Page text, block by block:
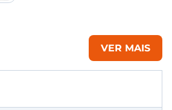
VER MAIS